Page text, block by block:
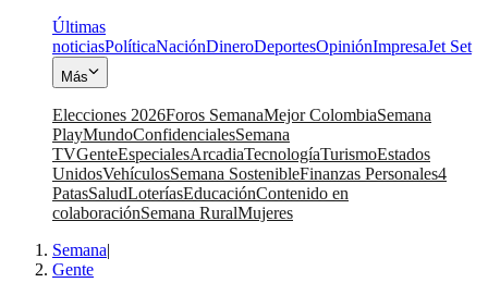
Últimas
noticiasPolíticaNaciónDineroDeportesOpiniónImpresaJet Set
Más
Elecciones 2026Foros SemanaMejor ColombiaSemana
PlayMundoConfidencialesSemana
TVGenteEspecialesArcadiaTecnologíaTurismoEstados
UnidosVehículosSemana SostenibleFinanzas Personales4
PatasSaludLoteríasEducaciónContenido en
colaboraciónSemana RuralMujeres
Semana|
Gente